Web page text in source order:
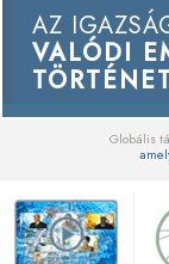
AZ
VALÓDI
Globális